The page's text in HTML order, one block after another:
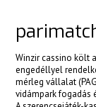
Winzir cassino költ
engedéllyel
mérleg vállalat
vidámpark fogadás